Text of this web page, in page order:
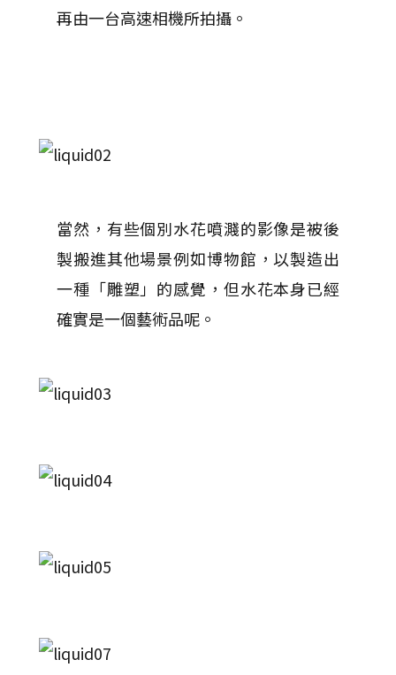
再由一台高速相機所拍攝。
當然，有些個別水花噴濺的影像是被後
製搬進其他場景例如博物館，以製造出
一種「雕塑」的感覺，但水花本身已經
確實是一個藝術品呢。